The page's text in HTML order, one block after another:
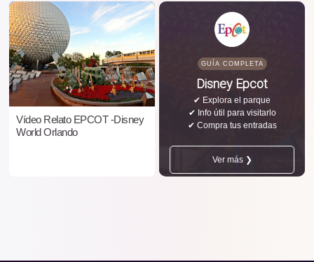
Vídeo Relato EPCOT -Disney
World Orlando
GUÍA COMPLETA
Disney Epcot
✔ Explora el parque
✔ Info útil para visitarlo
✔ Compra tus entradas
Ver más ❯